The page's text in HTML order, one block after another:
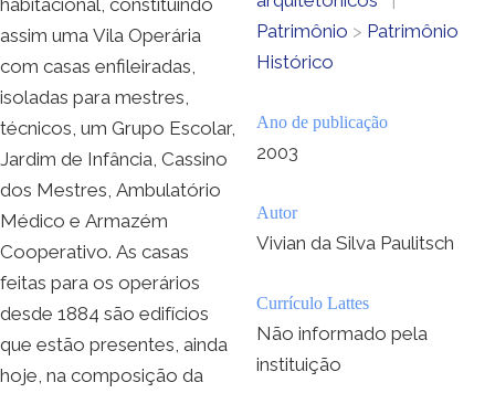
assim uma Vila Operária
com casas enfileiradas,
isoladas para mestres,
técnicos, um Grupo Escolar,
Jardim de Infância, Cassino
dos Mestres, Ambulatório
Médico e Armazém
Cooperativo. As casas
feitas para os operários
desde 1884 são edifícios
que estão presentes, ainda
hoje, na composição da
Patrimônio > Patrimônio
Histórico
Ano de publicação
2003
Autor
Vivian da Silva Paulitsch
Currículo Lattes
Não informado pela
instituição